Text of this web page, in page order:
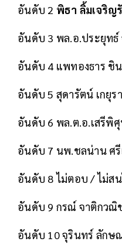
อันดับ 2 พิธา ลิ้มเจริญ
อันดับ 3 พล.อ.ประยุทธ์
อันดับ 4 แพทองธาร ชิ
อันดับ 5 สุดารัตน์ เกยุร
อันดับ 6 พล.ต.อ.เสรีพิศุ
อันดับ 7 นพ.ชลน่าน ศรี
อันดับ 8 ไม่ตอบ / ไม่สน
อันดับ 9 กรณ์ จาติกวณิ
อันดับ 10 จุรินทร์ ลักษ